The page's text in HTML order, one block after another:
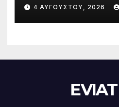
περιφερειακές
4 ΑΥΓΟΎΣΤΟΥ, 2026